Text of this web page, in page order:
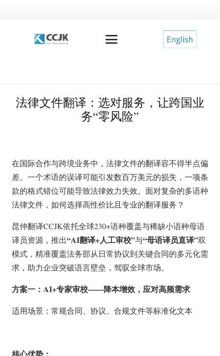
法律文件翻译：选对服务，让跨国业
务“零风险”
在国际合作与跨境业务中，法律文件的翻译容不得半点偏
差。一个术语的误译可能引发数百万美元的损失，一项条
款的格式错位可能导致法律效力失效。面对复杂的多语种
法律文件，如何选择高性价比且专业的翻译服务？
昆仲翻译CCJK依托全球230+语种覆盖与稀缺小语种母语
译员资源，推出“AI翻译+人工审校”与“母语译员直译”双
模式，精准覆盖法务部从日常协议到关键合同的多元化需
求，助力企业突破语言壁垒，驾驭全球市场。
方案一：AI+专家审校——降本增效，应对高频需求
适用场景：常规合同、协议、合规文件等标准化文本